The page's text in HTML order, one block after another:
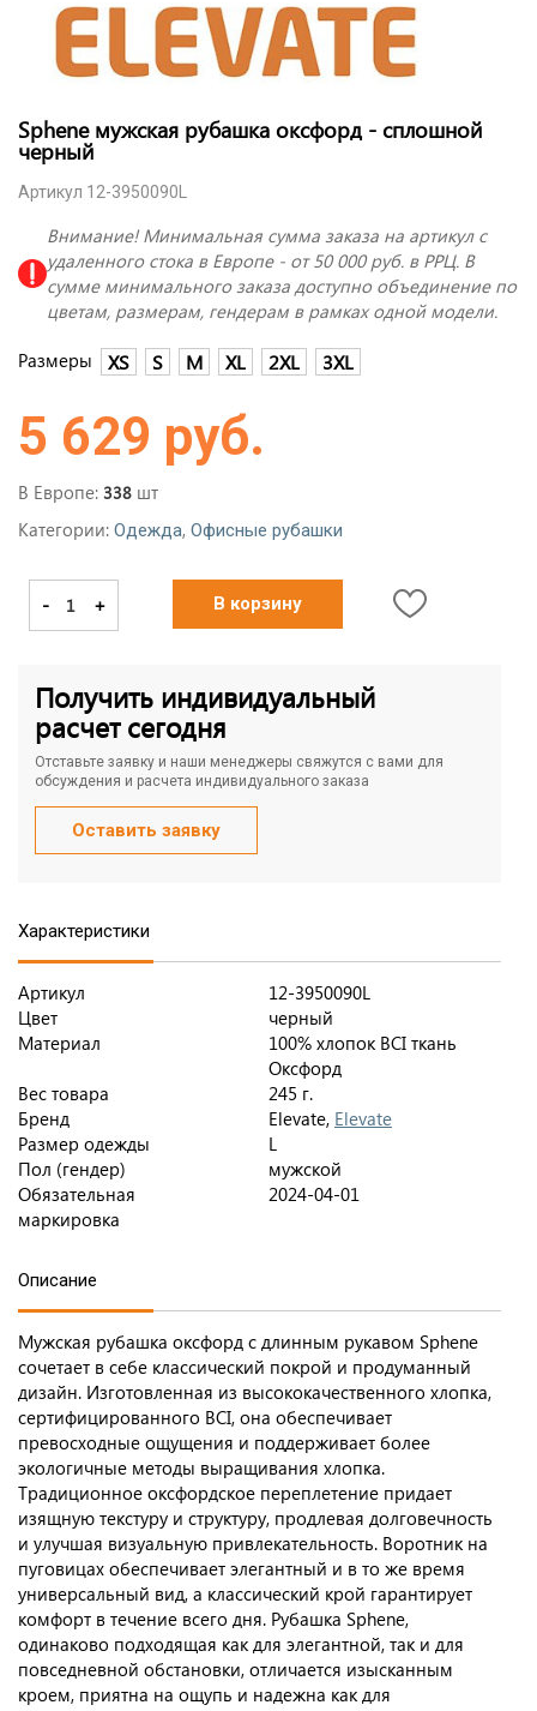
Sphene мужская рубашка оксфорд - сплошной
черный
Артикул 12-3950090L
Внимание! Минимальная сумма заказа на артикул с
удаленного стока в Европе - от 50 000 руб. в РРЦ. В
сумме минимального заказа доступно объединение по
цветам, размерам, гендерам в рамках одной модели.
Размеры XS S M XL 2XL 3XL
5 629 руб.
В Европе: 338 шт
Категории: Одежда, Офисные рубашки
- + В корзину
Получить индивидуальный
расчет сегодня
Отставьте заявку и наши менеджеры свяжутся с вами для
обсуждения и расчета индивидуального заказа
Оставить заявку
Характеристики
Артикул
12-3950090L
Цвет
черный
Материал
100% хлопок BCI ткань
Оксфорд
Вес товара
245 г.
Бренд
Elevate, Elevate
Размер одежды
L
Пол (гендер)
мужской
Обязательная
маркировка
2024-04-01
Описание
Мужская рубашка оксфорд с длинным рукавом Sphene
сочетает в себе классический покрой и продуманный
дизайн. Изготовленная из высококачественного хлопка,
сертифицированного BCI, она обеспечивает
превосходные ощущения и поддерживает более
экологичные методы выращивания хлопка.
Традиционное оксфордское переплетение придает
изящную текстуру и структуру, продлевая долговечность
и улучшая визуальную привлекательность. Воротник на
пуговицах обеспечивает элегантный и в то же время
универсальный вид, а классический крой гарантирует
комфорт в течение всего дня. Рубашка Sphene,
одинаково подходящая как для элегантной, так и для
повседневной обстановки, отличается изысканным
кроем, приятна на ощупь и надежна как для